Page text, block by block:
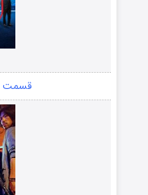
قسمت